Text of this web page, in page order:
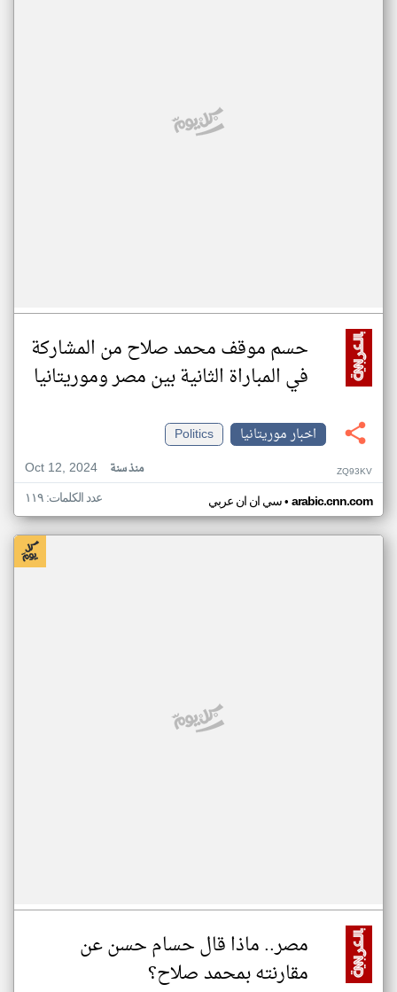
حسم موقف محمد صلاح من المشاركة
في المباراة الثانية بين مصر وموريتانيا
اخبار موريتانيا
Politics
Oct 12, 2024
منذ سنة ZQ93KV
سي ان ان عربي• arabic.cnn.com عدد الكلمات: ١١٩
مصر.. ماذا قال حسام حسن عن
مقارنته بمحمد صلاح؟